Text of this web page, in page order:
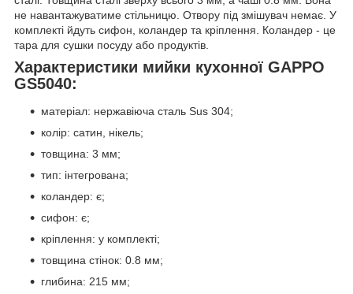
не навантажуватиме стільницю. Отвору під змішувач немає. У
комплекті йдуть сифон, коландер та кріплення. Коландер - це
тара для сушки посуду або продуктів.
Характеристики мийки кухонної GAPPO
GS5040:
матеріал: нержавіюча сталь Sus 304;
колір: сатин, нікель;
товщина: 3 мм;
тип: інтегрована;
коландер: є;
сифон: є;
кріплення: у комплекті;
товщина стінок: 0.8 мм;
глибина: 215 мм;